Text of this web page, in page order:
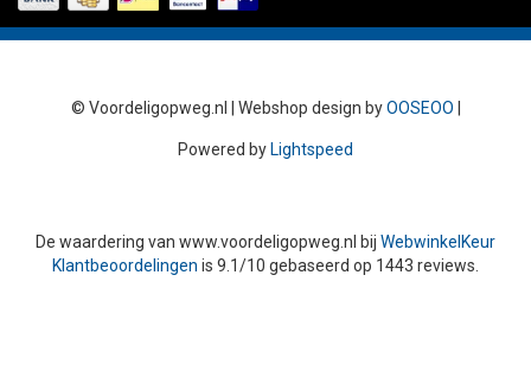
© Voordeligopweg.nl | Webshop design byOOSEOO
Powered by Lightspeed
De waardering van www.voordeligopweg.nl bij WebwinkelKeur
Klantbeoordelingen is 9.1/10 gebaseerd op 1443 reviews.